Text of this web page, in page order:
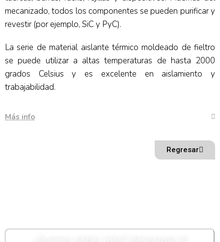
mecanizado, todos los componentes se pueden purificar y
revestir (por ejemplo, SiC y PyC).
La serie de material aislante térmico moldeado de fieltro
se puede utilizar a altas temperaturas de hasta 2000
grados Celsius y es excelente en aislamiento y
trabajabilidad.
Más info
Regresar